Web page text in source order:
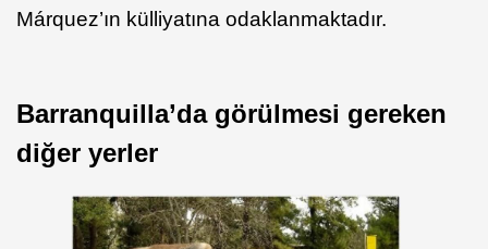
Márquez’ın külliyatına odaklanmaktadır.
Barranquilla’da görülmesi gereken
diğer yerler